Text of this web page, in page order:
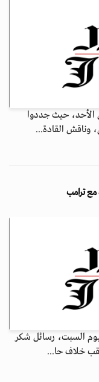
الأحد، حيث جددوا
وناقش القادة...
مع ترامب
السبت، رسائل شكر
عقب خلاف حا...